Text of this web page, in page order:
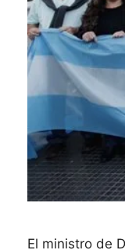
El ministro de